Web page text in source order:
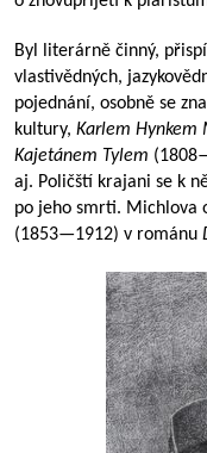
Byl literárně činný,
vlastivědných,
pojednání, osobně se
kultury, Karlem Hynkem
Kajetánem Tylem (
aj. Poličští krajani se k
po jeho smrti. Michlova
(1853—1912) v románu